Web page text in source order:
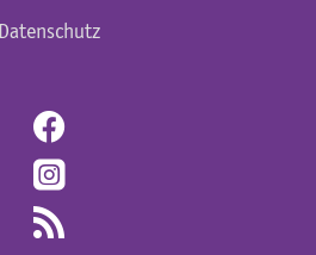
Datenschutz